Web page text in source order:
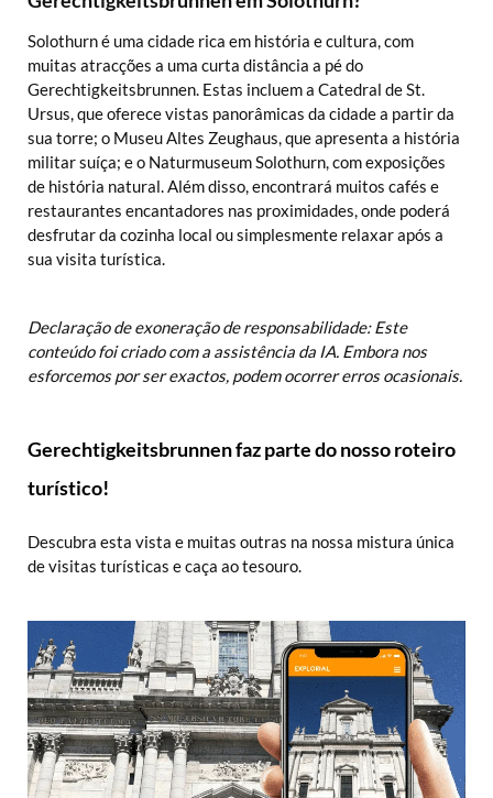
Solothurn é uma cidade rica em história e cultura, com
muitas atracções a uma curta distância a pé do
Gerechtigkeitsbrunnen. Estas incluem a Catedral de St.
Ursus, que oferece vistas panorâmicas da cidade a partir da
sua torre; o Museu Altes Zeughaus, que apresenta a história
militar suíça; e o Naturmuseum Solothurn, com exposições
de história natural. Além disso, encontrará muitos cafés e
restaurantes encantadores nas proximidades, onde poderá
desfrutar da cozinha local ou simplesmente relaxar após a
sua visita turística.
Declaração de exoneração de responsabilidade: Este
conteúdo foi criado com a assistência da IA. Embora nos
esforcemos por ser exactos, podem ocorrer erros ocasionais.
Gerechtigkeitsbrunnen faz parte do nosso roteiro
turístico!
Descubra esta vista e muitas outras na nossa mistura única
de visitas turísticas e caça ao tesouro.